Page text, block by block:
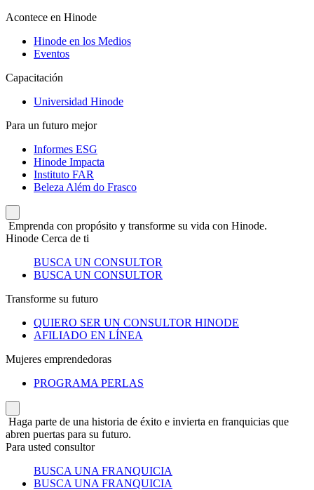
Acontece en Hinode
Hinode en los Medios
Eventos
Capacitación
Universidad Hinode
Para un futuro mejor
Informes ESG
Hinode Impacta
Instituto FAR
Beleza Além do Frasco
Emprenda con propósito y transforme su vida con Hinode.
Hinode Cerca de ti
BUSCA UN CONSULTOR
BUSCA UN CONSULTOR
Transforme su futuro
QUIERO SER UN CONSULTOR HINODE
AFILIADO EN LÍNEA
Mujeres emprendedoras
PROGRAMA PERLAS
Haga parte de una historia de éxito e invierta en franquicias que
abren puertas para su futuro.
Para usted consultor
BUSCA UNA FRANQUICIA
BUSCA UNA FRANQUICIA